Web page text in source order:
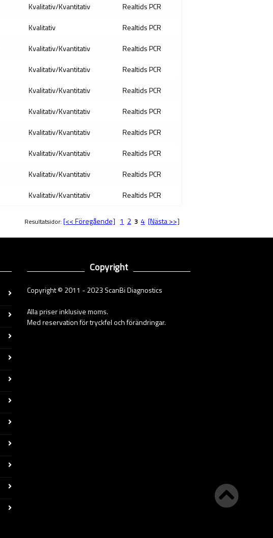
Kvalitativ/Kvantitativ
Realtids PCR
Kvalitativ
Realtids PCR
Kvalitativ/Kvantitativ
Realtids PCR
Kvalitativ/Kvantitativ
Realtids PCR
Kvalitativ/Kvantitativ
Realtids PCR
Kvalitativ/Kvantitativ
Realtids PCR
Kvalitativ/Kvantitativ
Realtids PCR
Kvalitativ/Kvantitativ
Realtids PCR
Kvalitativ/Kvantitativ
Realtids PCR
Kvalitativ/Kvantitativ Realtids PCR
Resultatsidor: [<< Föregående] 1 2 3 4 [Nästa >>]
Copyright
Copyright © 2011 - 2023 ScanBi Diagnostics
Alla priser inklusive moms.
Med reservation för tryckfel och förändringar.